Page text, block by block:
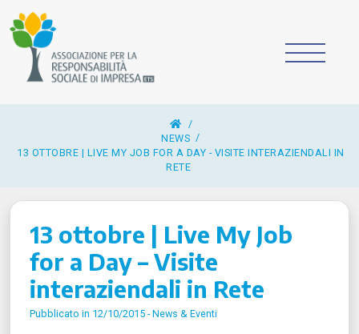
/
NEWS
13 OTTOBRE | LIVE MY JOB FOR A DAY - VISITE INTERAZIENDALI IN
RETE
13 ottobre | Live My Job
for a Day – Visite
interaziendali in Rete
Pubblicato in 12/10/2015 -News & Eventi